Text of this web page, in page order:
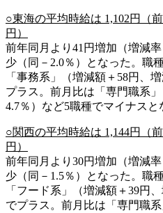
○東海の平均時給は 1,102円（
円）
前年同月より41円増加（増減
少（同－2.0％）となった。職
「事務系」（増減額＋58円、
プラス。前月比は「専門職系
4.7％）など5職種でマイナスと
○関西の平均時給は 1,144円（
円）
前年同月より30円増加（増減
少（同－1.5％）となった。職
「フード系」（増減額＋39円
でプラス。前月比は「専門職